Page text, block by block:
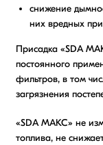
снижение
них вредных
Присадка «SDA
постоянного
фильтров, в том
загрязнения
«SDA МАКС» не
топлива, не